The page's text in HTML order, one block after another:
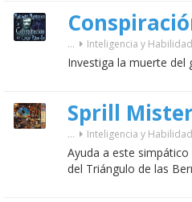
... Inteligencia y Habilidad
Investiga la muerte del
... Inteligencia y Habilidad
Ayuda a este
del Triángulo de las